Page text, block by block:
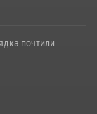
почтили